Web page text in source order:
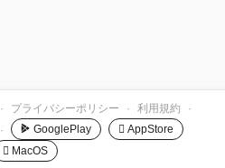
· プライバシーポリシー · 利用規約
·
· GooglePlay
 AppStore
 MacOS